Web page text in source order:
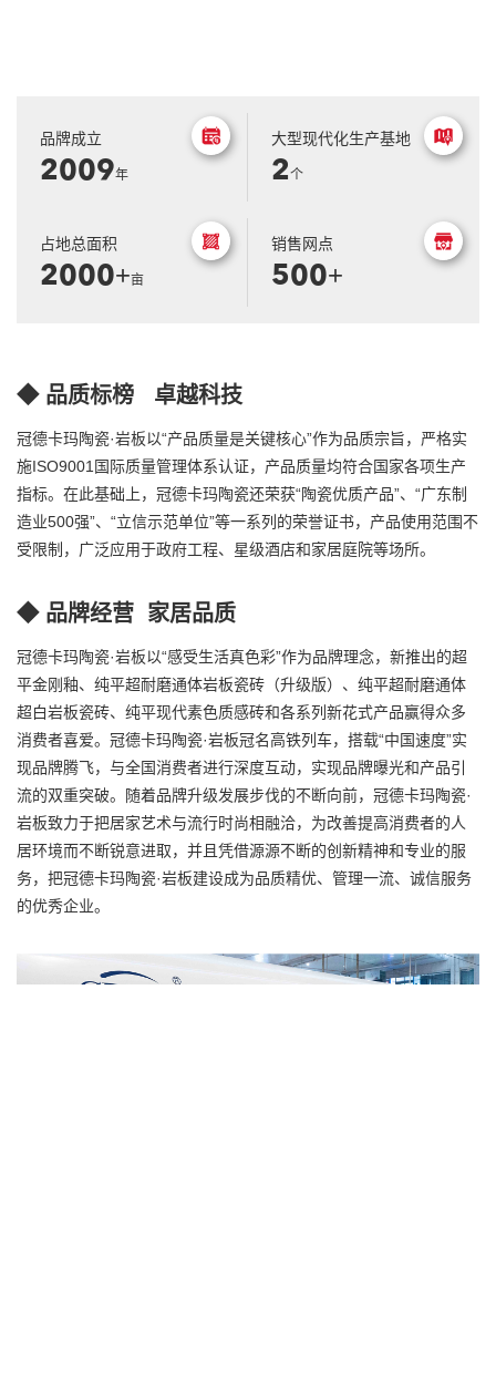
品牌成立
2009年
大型现代化生产基地
2个
占地总面积
2000+亩
销售网点
500+
◆ 品质标榜 卓越科技
冠德卡玛陶瓷·岩板以“产品质量是关键核心”作为品质宗旨，严格实
施ISO9001国际质量管理体系认证，产品质量均符合国家各项生产
指标。在此基础上，冠德卡玛陶瓷还荣获“陶瓷优质产品”、“广东制
造业500强”、“立信示范单位”等一系列的荣誉证书，产品使用范围不
受限制，广泛应用于政府工程、星级酒店和家居庭院等场所。
◆ 品牌经营 家居品质
冠德卡玛陶瓷·岩板以“感受生活真色彩”作为品牌理念，新推出的超
平金刚釉、纯平超耐磨通体岩板瓷砖（升级版）、纯平超耐磨通体
超白岩板瓷砖、纯平现代素色质感砖和各系列新花式产品赢得众多
消费者喜爱。冠德卡玛陶瓷·岩板冠名高铁列车，搭载“中国速度”实
现品牌腾飞，与全国消费者进行深度互动，实现品牌曝光和产品引
流的双重突破。随着品牌升级发展步伐的不断向前，冠德卡玛陶瓷·
岩板致力于把居家艺术与流行时尚相融洽，为改善提高消费者的人
居环境而不断锐意进取，并且凭借源源不断的创新精神和专业的服
务，把冠德卡玛陶瓷·岩板建设成为品质精优、管理一流、诚信服务
的优秀企业。